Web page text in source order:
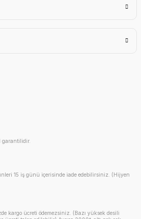
garantilidir.
15 iş günü içerisinde iade edebilirsiniz. (Hijyen
kargo ücreti ödemezsiniz. (Bazı yüksek desili